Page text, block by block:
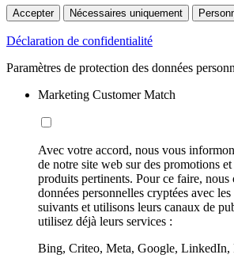
Accepter Nécessaires uniquement
Déclaration de confidentialité
Paramètres de protection des données
Marketing Customer Match
Avec votre accord, nous vous
de notre site web sur des promotions
produits pertinents. Pour ce faire, nous
données personnelles cryptées avec
suivants et utilisons leurs canaux de
utilisez déjà leurs services :
Bing, Criteo, Meta, Google, LinkedIn,